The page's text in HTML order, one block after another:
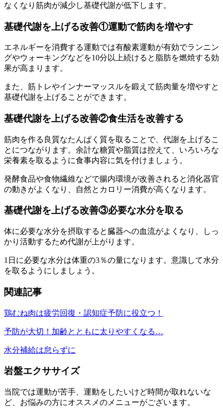
なくなり筋肉が減少し基礎代謝が低下します。
基礎代謝を上げる改善①運動で筋肉を増やす
エネルギーを消費する運動では有酸素運動が有効でランニン
グやウォーキングなどを10分以上続けると脂肪を燃焼する効
果が高まります。
また、筋トレやインナーマッスルを鍛えて筋肉量を増やすと
基礎代謝を上げることができます。
基礎代謝を上げる改善②食生活を改善する
筋肉を作る良質なたんぱく質を取ることで、代謝を上げるこ
とにつながります。余計な糖質や脂質は控えて、いろいろな
栄養素を取るように食事内容に気を付けましょう。
発酵食品や食物繊維などで腸内環境が改善されると消化器官
の動きがよくなり、自然とカロリー消費が高くなります。
基礎代謝を上げる改善③必要な水分を取る
体に必要な水分を摂取すると臓器への血流がよくなり、しっ
かり活動するため代謝が上がります。
1日に必要な水分は体重の3％の量になります。意識して水分
を取るようにしましょう。
関連記事
鶏むね肉は疲労回復・認知症予防に役立つ！
予防が大切！加齢とともに太りやすくなる…
水分補給は怠らずに
岩盤エクササイズ
当院では運動が苦手、運動をしたいけど時間が取れないな
ど、お悩みの方にオススメのメニューがございます。